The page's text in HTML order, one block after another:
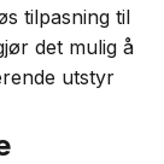
tilpasning til
det mulig å
utstyr